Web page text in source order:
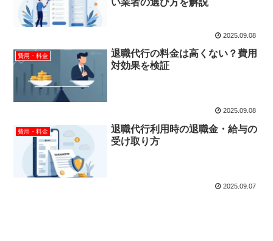
い業者の選び方を解説
2025.09.08
費用・料金
退職代行の料金は高くない？費用
対効果を検証
2025.09.08
費用・料金
退職代行利用時の退職金・給与の
受け取り方
2025.09.07